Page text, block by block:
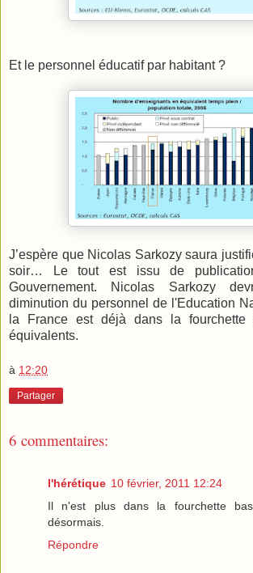
Et le personnel éducatif par habitant ?
J’espère que Nicolas Sarkozy saura
soir… Le tout est issu de
Gouvernement. Nicolas Sarkozy
diminution du personnel de l'Education
la France est déjà dans la fourchette
équivalents.
à 12:20
Partager
6 commentaires:
l'hérétique 10 février, 2011 12:24
Il n'est plus dans la fourchette
désormais.
Répondre